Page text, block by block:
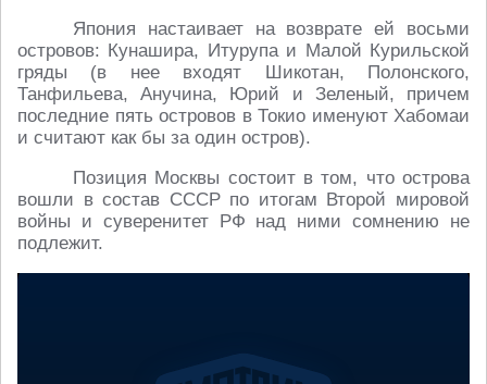
Япония настаивает на возврате ей восьми
островов: Кунашира, Итурупа и Малой Курильской
гряды (в нее входят Шикотан, Полонского,
Танфильева, Анучина, Юрий и Зеленый, причем
последние пять островов в Токио именуют Хабомаи
и считают как бы за один остров).
Позиция Москвы состоит в том, что острова
вошли в состав СССР по итогам Второй мировой
войны и суверенитет РФ над ними сомнению не
подлежит.